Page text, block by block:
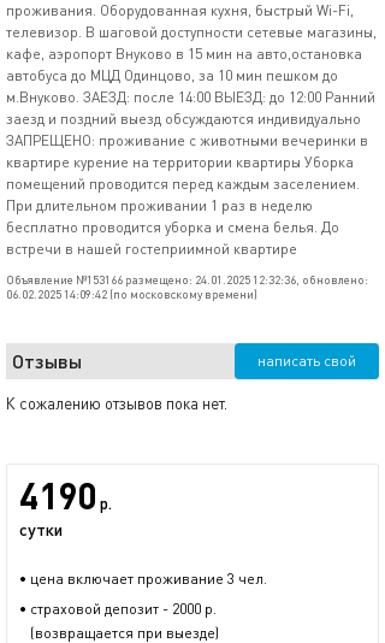
проживания. Оборудованная кухня, быстрый Wi-Fi,
телевизор. В шаговой доступности сетевые магазины,
кафе, аэропорт Внуково в 15 мин на авто,остановка
автобуса до МЦД Одинцово, за 10 мин пешком до
м.Внуково. ЗАЕЗД: после 14:00 ВЫЕЗД: до 12:00 Ранний
заезд и поздний выезд обсуждаются индивидуально
ЗАПРЕЩЕНО: проживание с животными вечеринки в
квартире курение на территории квартиры Уборка
помещений проводится перед каждым заселением.
При длительном проживании 1 раз в неделю
бесплатно проводится уборка и смена белья. До
встречи в нашей гостеприимной квартире
Объявление №153166 размещено: 24.01.2025 12:32:36, обновлено:
06.02.2025 14:09:42 (по московскому времени)
Отзывы написать свой
К сожалению отзывов пока нет.
4190 р.
сутки
• цена включает проживание 3 чел.
• страховой депозит - 2000 р.
(возвращается при выезде)